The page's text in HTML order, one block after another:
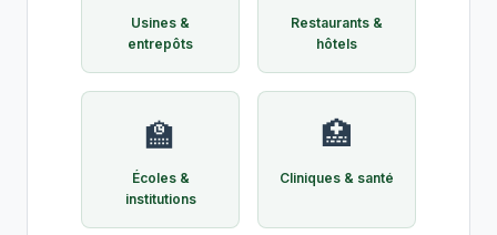
Usines &
entrepôts
Restaurants &
hôtels
🏫
Écoles &
institutions
🏥
Cliniques & santé